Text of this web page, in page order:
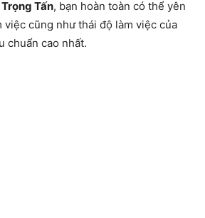
Trọng Tấn, bạn hoàn toàn có thể yên
việc cũng như thái độ làm việc của
chuẩn cao nhất.